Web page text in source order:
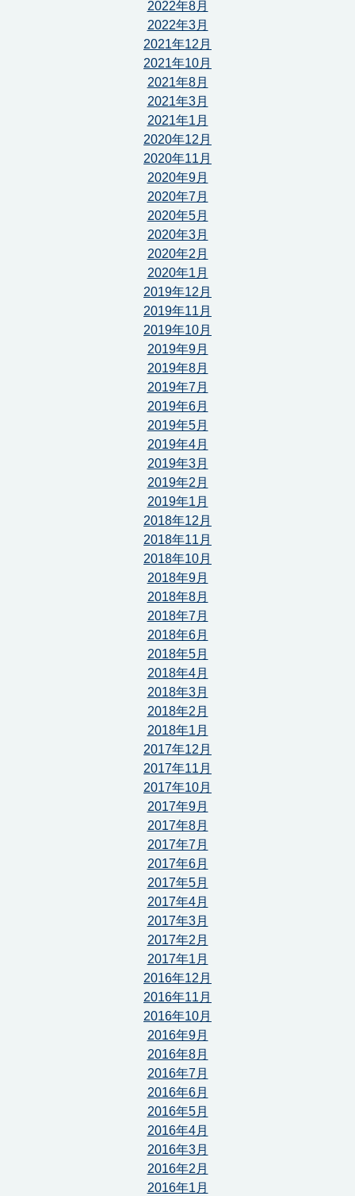
2022年8月
2022年3月
2021年12月
2021年10月
2021年8月
2021年3月
2021年1月
2020年12月
2020年11月
2020年9月
2020年7月
2020年5月
2020年3月
2020年2月
2020年1月
2019年12月
2019年11月
2019年10月
2019年9月
2019年8月
2019年7月
2019年6月
2019年5月
2019年4月
2019年3月
2019年2月
2019年1月
2018年12月
2018年11月
2018年10月
2018年9月
2018年8月
2018年7月
2018年6月
2018年5月
2018年4月
2018年3月
2018年2月
2018年1月
2017年12月
2017年11月
2017年10月
2017年9月
2017年8月
2017年7月
2017年6月
2017年5月
2017年4月
2017年3月
2017年2月
2017年1月
2016年12月
2016年11月
2016年10月
2016年9月
2016年8月
2016年7月
2016年6月
2016年5月
2016年4月
2016年3月
2016年2月
2016年1月